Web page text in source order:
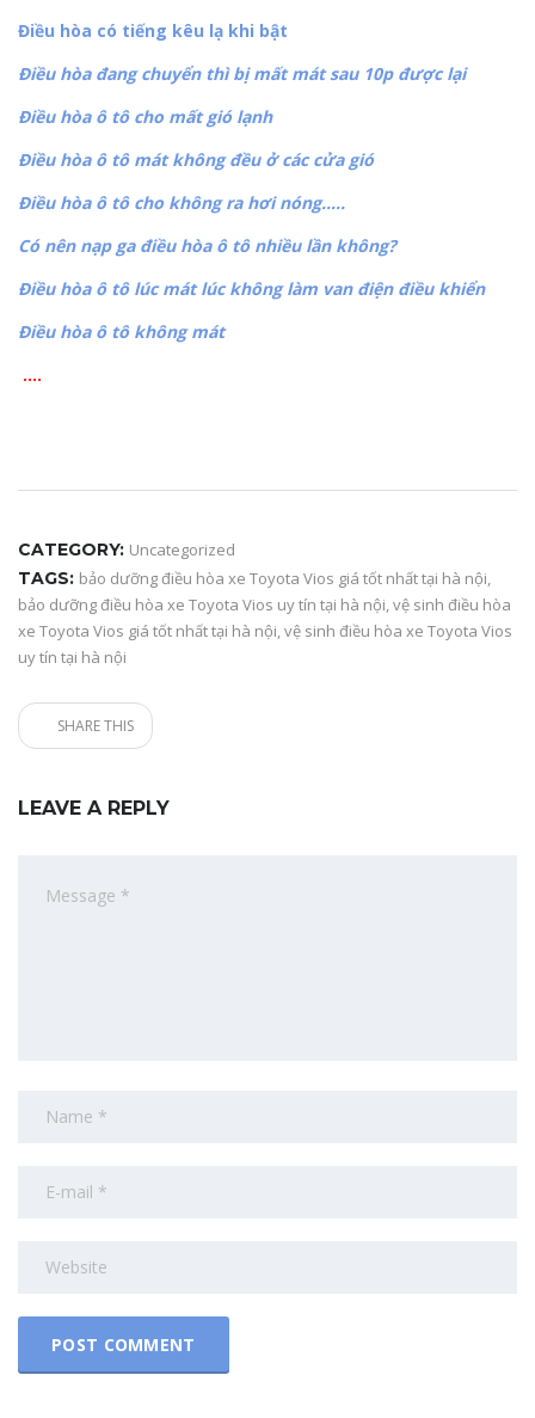
Điều hòa có tiếng kêu lạ khi bật
Điều hòa đang chuyển thì bị mất mát sau 10p được lại
Điều hòa ô tô cho mất gió lạnh
Điều hòa ô tô mát không đều ở các cửa gió
Điều hòa ô tô cho không ra hơi nóng…..
Có nên nạp ga điều hòa ô tô nhiều lần không?
Điều hòa ô tô lúc mát lúc không làm van điện điều khiển
Điều hòa ô tô không mát
….
CATEGORY: Uncategorized
TAGS: bảo dưỡng điều hòa xe Toyota Vios giá tốt nhất tại hà nội,
bảo dưỡng điều hòa xe Toyota Vios uy tín tại hà nội,vệ sinh điều hòa
xe Toyota Vios giá tốt nhất tại hà nội,vệ sinh điều hòa xe Toyota Vios
uy tín tại hà nội
SHARE THIS
LEAVE A REPLY